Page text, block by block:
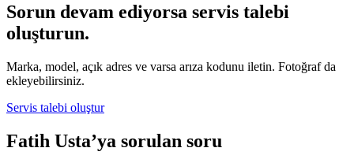
Sorun devam ediyorsa servis talebi
oluşturun.
Marka, model, açık adres ve varsa arıza kodunu iletin. Fotoğraf da
ekleyebilirsiniz.
Servis talebi oluştur
Fatih Usta’ya sorulan soru